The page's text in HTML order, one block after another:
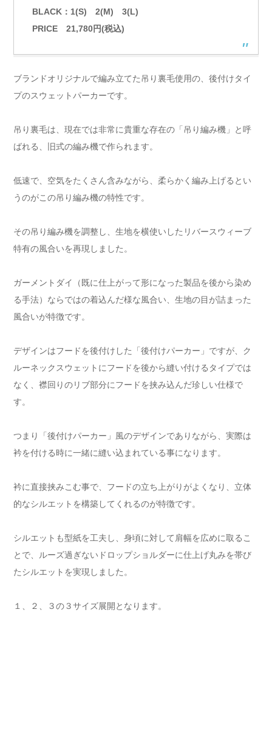
BLACK：1(S) 2(M) 3(L)
PRICE 21,780円(税込)
ブランドオリジナルで編み立てた吊り裏毛使用の、後付けタイ
プのスウェットパーカーです。
吊り裏毛は、現在では非常に貴重な存在の「吊り編み機」と呼
ばれる、旧式の編み機で作られます。
低速で、空気をたくさん含みながら、柔らかく編み上げるとい
うのがこの吊り編み機の特性です。
その吊り編み機を調整し、生地を横使いしたリバースウィーブ
特有の風合いを再現しました。
ガーメントダイ（既に仕上がって形になった製品を後から染め
る手法）ならではの着込んだ様な風合い、生地の目が詰まった
風合いが特徴です。
デザインはフードを後付けした「後付けパーカー」ですが、ク
ルーネックスウェットにフードを後から縫い付けるタイプでは
なく、襟回りのリブ部分にフードを挟み込んだ珍しい仕様で
す。
つまり「後付けパーカー」風のデザインでありながら、実際は
衿を付ける時に一緒に縫い込まれている事になります。
衿に直接挟みこむ事で、フードの立ち上がりがよくなり、立体
的なシルエットを構築してくれるのが特徴です。
シルエットも型紙を工夫し、身頃に対して肩幅を広めに取るこ
とで、ルーズ過ぎないドロップショルダーに仕上げ丸みを帯び
たシルエットを実現しました。
１、２、３の３サイズ展開となります。